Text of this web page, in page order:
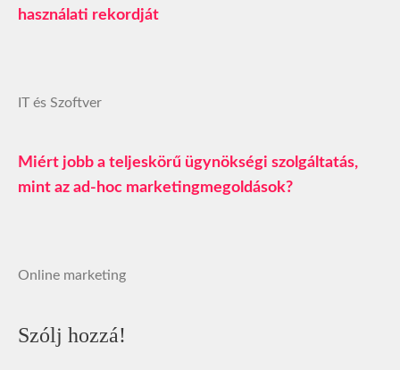
használati rekordját
IT és Szoftver
Miért jobb a teljeskörű ügynökségi szolgáltatás,
mint az ad-hoc marketingmegoldások?
Online marketing
Szólj hozzá!